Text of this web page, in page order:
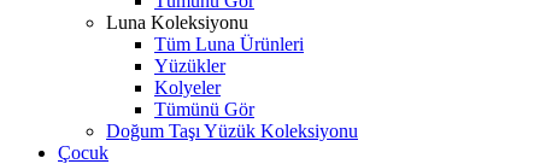
Luna Koleksiyonu
Tüm Luna Ürünleri
Yüzükler
Kolyeler
Tümünü Gör
Doğum Taşı Yüzük Koleksiyonu
Çocuk